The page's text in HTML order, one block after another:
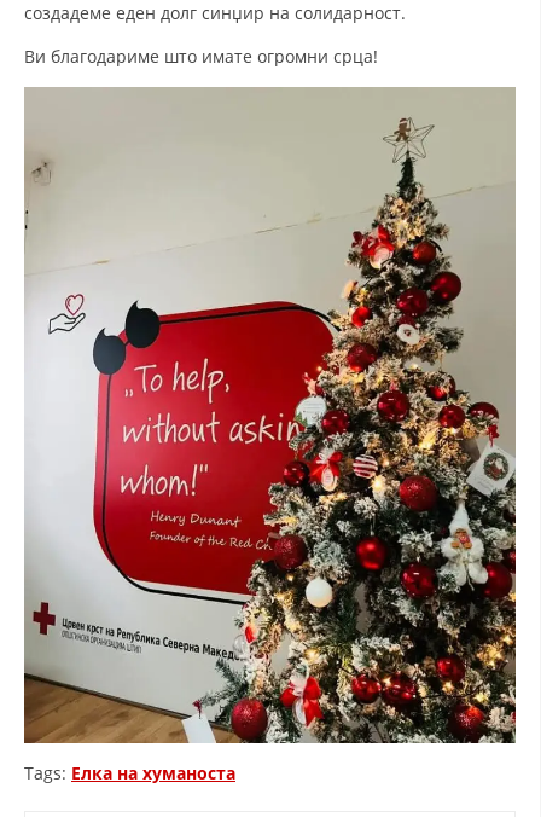
УПОТРЕБА И ЗАШТИТА НА АМБЛЕМОТ
СОЦИЈАЛНО ХУМАНИТАРНА ДЕЈНОСТ
ПОДГОТВЕНОСТ И ДЕЈСТВО ПРИ КАТАСТРОФИ
СПАСИТЕЛНА СТАНИЦА ВОДНО
ПРОЕКТИ – ПОДГОТВЕНОСТ И ДЕЈСТВУВАЊЕ ПРИ КАТАСТРОФИ
ОДНОСИ СО ЈАВНОСТ
ИСТРАЖУВАЊЕ НА ЈАВНО МИСЛЕЊЕ
МЕЃУНАРОДНА СОРАБОТКА
ДОГОВОРИ
ЗНАЧЕЊЕ НА СЛУЖБАТА ЗА БАРАЊЕ
ФОРМУЛАРИ ЗА БАРАЊА
ЗДРАВСТВЕНО ПРЕВЕНТИВНА ДЕЈНОСТ
ПРВА ПОМОШ
КРВОДАРИТЕЛСТВО
ИНФОРМАЦИИ ЗА БОЛЕСТИ
создадеме еден долг синџир на солидарност.
Ви благодариме што имате огромни срца!
Tags: Елка на хуманоста